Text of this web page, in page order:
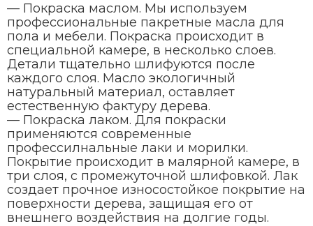
— Покраска маслом. Мы используем
профессиональные пакретные масла для
пола и мебели. Покраска происходит в
специальной камере, в несколько слоев.
Детали тщательно шлифуются после
каждого слоя. Масло экологичный
натуральный материал, оставляет
естественную фактуру дерева.
— Покраска лаком. Для покраски
применяются современные
профессилнальные лаки и морилки.
Покрытие происходит в малярной камере, в
три слоя, с промежуточной шлифовкой. Лак
создает прочное износостойкое покрытие на
поверхности дерева, защищая его от
внешнего воздействия на долгие годы.